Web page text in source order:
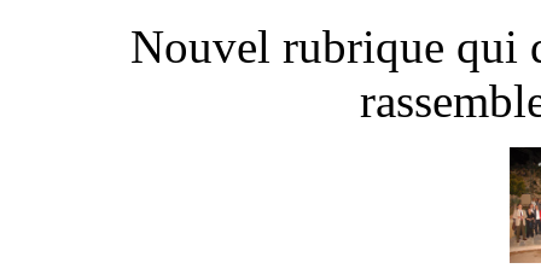
Nouvel rubrique qui